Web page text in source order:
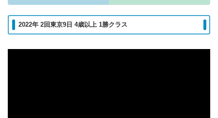
2022年 2回東京9日 4歳以上 1勝クラス